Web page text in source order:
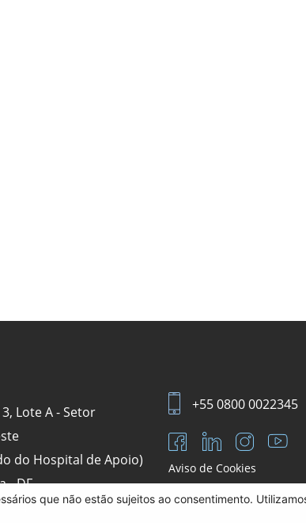
3, Lote A - Setor
do Hospital de Apoio)
- DF.
831
+55 0800 0022345
Aviso de Cookies
que não estão sujeitos ao consentimento.